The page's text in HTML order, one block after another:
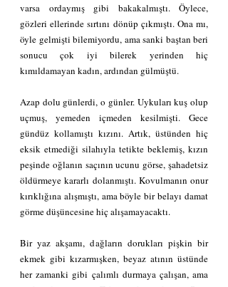
varsa ordaymış gibi bakakalmıştı. Öylece,
gözleri ellerinde sırtını dönüp çıkmıştı. Ona mı,
öyle gelmişti bilemiyordu, ama sanki baştan beri
sonucu çok iyi bilerek yerinden hiç
kımıldamayan kadın, ardından gülmüştü.
Azap dolu günlerdi, o günler. Uykuları kuş olup
uçmuş, yemeden içmeden kesilmişti. Gece
gündüz kollamıştı kızını. Artık, üstünden hiç
eksik etmediği silahıyla tetikte beklemiş, kızın
peşinde oğlanın saçının ucunu görse, şahadetsiz
öldürmeye kararlı dolanmıştı. Kovulmanın onur
kırıklığına alışmıştı, ama böyle bir belayı damat
görme düşüncesine hiç alışamayacaktı.
Bir yaz akşamı, dağların dorukları pişkin bir
ekmek gibi kızarmışken, beyaz atının üstünde
her zamanki gibi çalımlı durmaya çalışan, ama